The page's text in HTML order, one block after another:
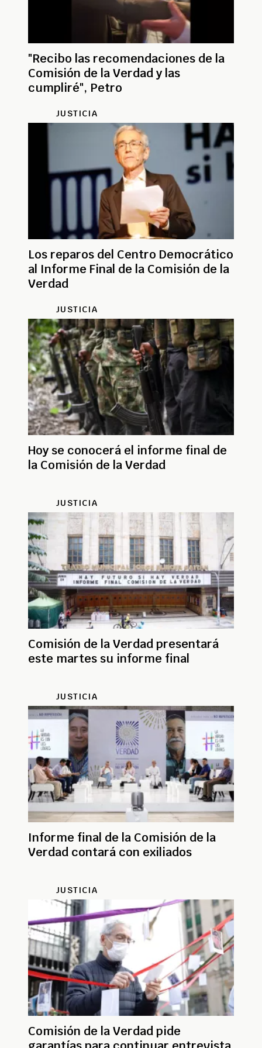
"Recibo las recomendaciones de la
Comisión de la Verdad y las
cumpliré", Petro
JUSTICIA
Los reparos del Centro Democrático
al Informe Final de la Comisión de la
Verdad
JUSTICIA
Hoy se conocerá el informe final de
la Comisión de la Verdad
JUSTICIA
Comisión de la Verdad presentará
este martes su informe final
JUSTICIA
Informe final de la Comisión de la
Verdad contará con exiliados
JUSTICIA
Comisión de la Verdad pide